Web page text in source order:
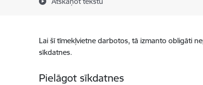
Lai šī tīmekļvietne darbotos, tā izmanto obligāti
sīkdatnes.
Pielāgot sīkdatnes